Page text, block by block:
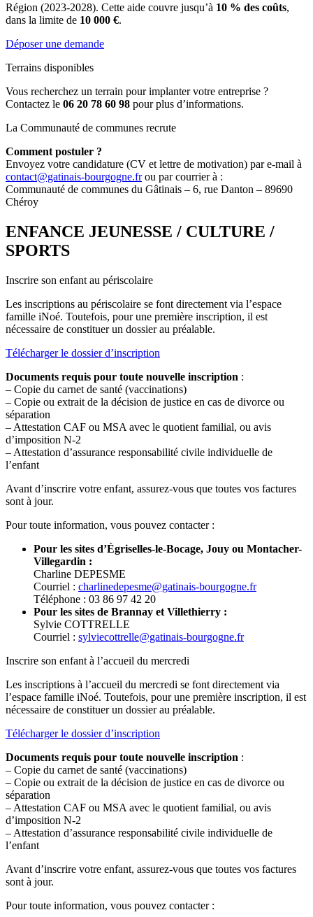
Région (2023-2028). Cette aide couvre jusqu’à 10 % des coûts,
dans la limite de 10 000 €.
Déposer une demande
Terrains disponibles
Vous recherchez un terrain pour implanter votre entreprise ?
Contactez le 06 20 78 60 98 pour plus d’informations.
La Communauté de communes recrute
Comment postuler ?
Envoyez votre candidature (CV et lettre de motivation) par e-mail à
contact@gatinais-bourgogne.frou par courrier à :
Communauté de communes du Gâtinais – 6, rue Danton – 89690
Chéroy
ENFANCE JEUNESSE / CULTURE /
SPORTS
Inscrire son enfant au périscolaire
Les inscriptions au périscolaire se font directement via l’espace
famille iNoé. Toutefois, pour une première inscription, il est
nécessaire de constituer un dossier au préalable.
Télécharger le dossier d’inscription
Documents requis pour toute nouvelle inscription :
– Copie du carnet de santé (vaccinations)
– Copie ou extrait de la décision de justice en cas de divorce ou
séparation
– Attestation CAF ou MSA avec le quotient familial, ou avis
d’imposition N-2
– Attestation d’assurance responsabilité civile individuelle de
l’enfant
Avant d’inscrire votre enfant, assurez-vous que toutes vos factures
sont à jour.
Pour toute information, vous pouvez contacter :
Pour les sites d’Égriselles-le-Bocage, Jouy ou Montacher-
Villegardin :
Charline DEPESME
Courriel : charlinedepesme@gatinais-bourgogne.fr
Téléphone : 03 86 97 42 20
Pour les sites de Brannay et Villethierry :
Sylvie COTTRELLE
Courriel : sylviecottrelle@gatinais-bourgogne.fr
Inscrire son enfant à l’accueil du mercredi
Les inscriptions à l’accueil du mercredi se font directement via
l’espace famille iNoé. Toutefois, pour une première inscription, il est
nécessaire de constituer un dossier au préalable.
Télécharger le dossier d’inscription
Documents requis pour toute nouvelle inscription :
– Copie du carnet de santé (vaccinations)
– Copie ou extrait de la décision de justice en cas de divorce ou
séparation
– Attestation CAF ou MSA avec le quotient familial, ou avis
d’imposition N-2
– Attestation d’assurance responsabilité civile individuelle de
l’enfant
Avant d’inscrire votre enfant, assurez-vous que toutes vos factures
sont à jour.
Pour toute information, vous pouvez contacter :